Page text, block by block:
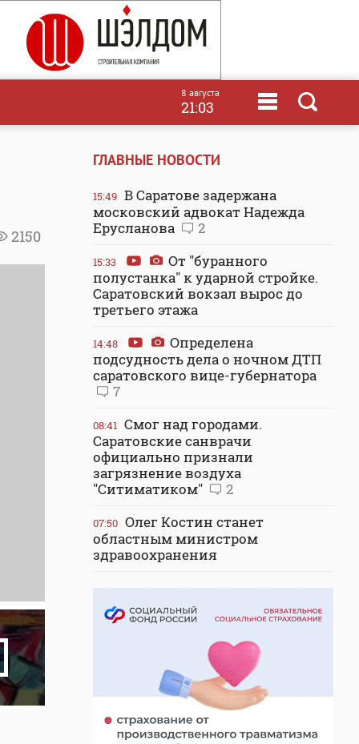
8 августа
21:03
2150
ГЛАВНЫЕ НОВОСТИ
15:49 В Саратове задержана
московский адвокат Надежда
Ерусланова
2
15:33
От "буранного
полустанка" к ударной стройке.
Саратовский вокзал вырос до
третьего этажа
14:48
Определена
подсудность дела о ночном ДТП
саратовского вице-губернатора
7
08:41 Смог над городами.
Саратовские санврачи
официально признали
загрязнение воздуха
"Ситиматиком"
2
07:50 Олег Костин станет
областным министром
здравоохранения